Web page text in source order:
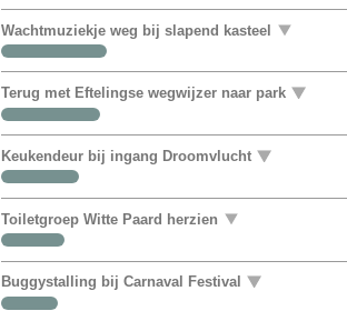
Wachtmuziekje weg bij slapend kasteel
Terug met Eftelingse wegwijzer naar park
Keukendeur bij ingang Droomvlucht
Toiletgroep Witte Paard herzien
Buggystalling bij Carnaval Festival